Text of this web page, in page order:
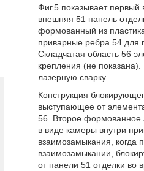
Фиг.5 показывает
внешняя 51 панель
формованный из
приварные ребра 54 для
Складчатая область 56
крепления (не
лазерную сварку.
Конструкция
выступающее от
56. Второе формованное
в виде камеры внутри
взаимозамыкания, когда
взаимозамыкании,
от панели 51 отделки во